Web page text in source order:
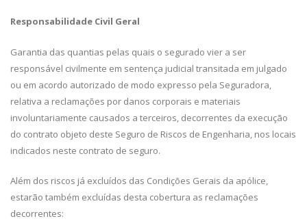
Responsabilidade Civil Geral
Garantia das quantias pelas quais o segurado vier a ser
responsável civilmente em sentença judicial transitada em julgado
ou em acordo autorizado de modo expresso pela Seguradora,
relativa a reclamações por danos corporais e materiais
involuntariamente causados a terceiros, decorrentes da execução
do contrato objeto deste Seguro de Riscos de Engenharia, nos locais
indicados neste contrato de seguro.
Além dos riscos já excluídos das Condições Gerais da apólice,
estarão também excluídas desta cobertura as reclamações
decorrentes: